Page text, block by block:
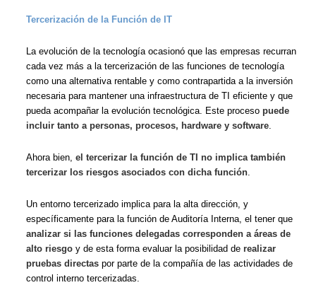
Tercerización de la Función de IT
La evolución de la tecnología ocasionó que las empresas recurran
cada vez más a la tercerización de las funciones de tecnología
como una alternativa rentable y como contrapartida a la inversión
necesaria para mantener una infraestructura de TI eficiente y que
pueda acompañar la evolución tecnológica. Este proceso puede
incluir tanto a personas, procesos, hardware y software.
Ahora bien, el tercerizar la función de TI no implica también
tercerizar los riesgos asociados con dicha función.
Un entorno tercerizado implica para la alta dirección, y
específicamente para la función de Auditoría Interna, el tener que
analizar si las funciones delegadas corresponden a áreas de
alto riesgo y de esta forma evaluar la posibilidad de realizar
pruebas directas por parte de la compañía de las actividades de
control interno tercerizadas.